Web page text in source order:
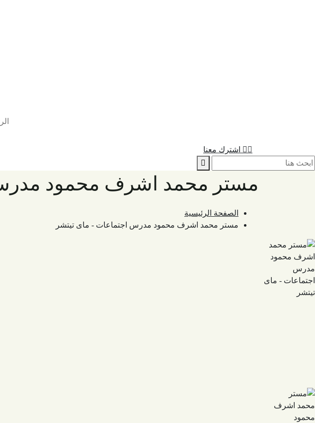
اشترك معنا
مستر محمد اشرف محمود مدرس
الصفحة الرئيسية
مستر محمد اشرف محمود مدرس اجتماعات - ماى تيتشر